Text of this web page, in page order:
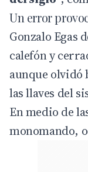
Un error
Gonzalo Egas
calefón y
aunque olvidó
las llaves del
En medio de
monomando,